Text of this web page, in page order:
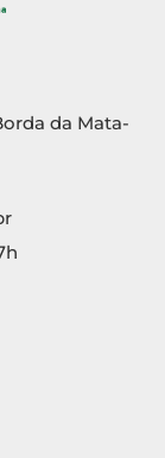
da Mata-